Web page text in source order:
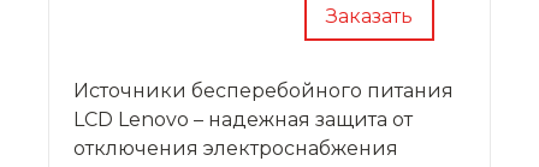
Заказать
Источники бесперебойного питания
LCD Lenovo – надежная защита от
отключения электроснабжения